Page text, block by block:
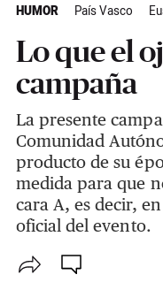
HUMOR País Vasco
Lo que el
campaña
La presente
Comunidad
producto de su
medida para que
cara A, es decir,
oficial del evento.